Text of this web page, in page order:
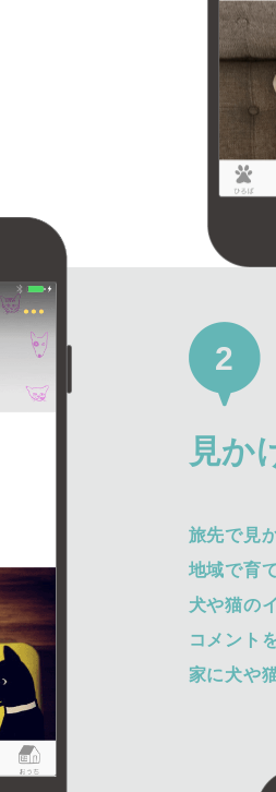
2
見か
旅先で見
地域で育
犬や猫の
コメント
家に犬や